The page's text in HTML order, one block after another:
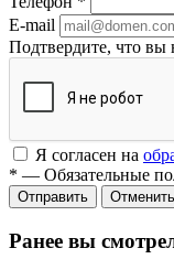
E-mail
Подтвердите, что вы
Я согласен на
* — Обязательные
Отменить
Ранее вы